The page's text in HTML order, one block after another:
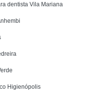
dentista Vila Mariana
Higienópolis